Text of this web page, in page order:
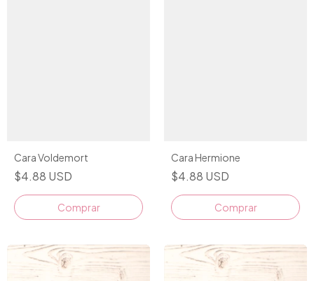
Cara Voldemort
$4.88 USD
Comprar
Cara Hermione
$4.88 USD
Comprar